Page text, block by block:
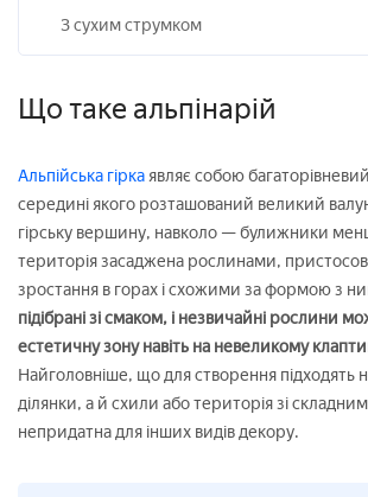
З сухим струмком
Що таке альпінарій
Альпійська гіркаявляє собою
середині якого розташований великий
гірську вершину, навколо — булижники
територія засаджена рослинами,
зростання в горах і схожими за формою з
підібрані зі смаком, і незвичайні рослини
естетичну зону навіть на невеликому
Найголовніше, що для створення підходять
ділянки, а й схили або територія зі
непридатна для інших видів декору.